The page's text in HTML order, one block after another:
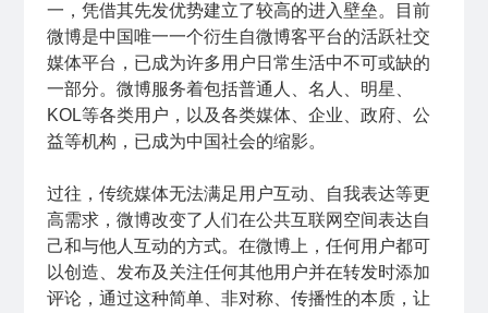
一，凭借其先发优势建立了较高的进入壁垒。目前
微博是中国唯一一个衍生自微博客平台的活跃社交
媒体平台，已成为许多用户日常生活中不可或缺的
一部分。微博服务着包括普通人、名人、明星、
KOL等各类用户，以及各类媒体、企业、政府、公
益等机构，已成为中国社会的缩影。
过往，传统媒体无法满足用户互动、自我表达等更
高需求，微博改变了人们在公共互联网空间表达自
己和与他人互动的方式。在微博上，任何用户都可
以创造、发布及关注任何其他用户并在转发时添加
评论，通过这种简单、非对称、传播性的本质，让